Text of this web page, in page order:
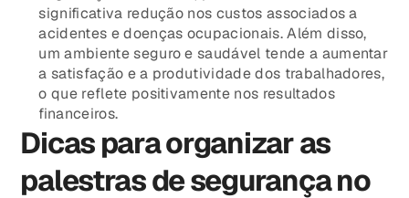
significativa redução nos custos associados a
acidentes e doenças ocupacionais. Além disso,
um ambiente seguro e saudável tende a aumentar
a satisfação e a produtividade dos trabalhadores,
o que reflete positivamente nos resultados
financeiros.
Dicas para organizar as
palestras de segurança no